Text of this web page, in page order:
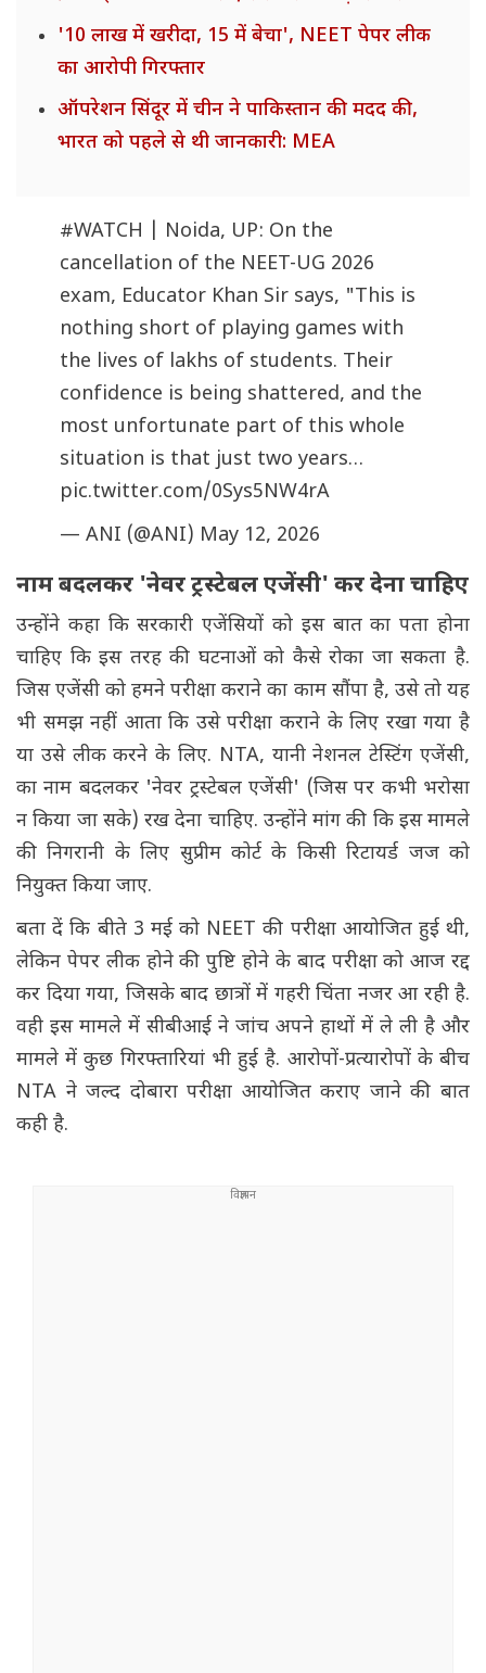
'10 लाख में खरीदा, 15 में बेचा', NEET पेपर लीक
का आरोपी गिरफ्तार
ऑपरेशन सिंदूर में चीन ने पाकिस्तान की मदद की,
भारत को पहले से थी जानकारी: MEA
#WATCH | Noida, UP: On the
cancellation of the NEET-UG 2026
exam, Educator Khan Sir says, "This is
nothing short of playing games with
the lives of lakhs of students. Their
confidence is being shattered, and the
most unfortunate part of this whole
situation is that just two years…
pic.twitter.com/0Sys5NW4rA
— ANI (@ANI) May 12, 2026
नाम बदलकर 'नेवर ट्रस्टेबल एजेंसी' कर देना चाहिए
उन्होंने कहा कि सरकारी एजेंसियों को इस बात का पता होना
चाहिए कि इस तरह की घटनाओं को कैसे रोका जा सकता है.
जिस एजेंसी को हमने परीक्षा कराने का काम सौंपा है, उसे तो यह
भी समझ नहीं आता कि उसे परीक्षा कराने के लिए रखा गया है
या उसे लीक करने के लिए. NTA, यानी नेशनल टेस्टिंग एजेंसी,
का नाम बदलकर 'नेवर ट्रस्टेबल एजेंसी' (जिस पर कभी भरोसा
न किया जा सके) रख देना चाहिए. उन्होंने मांग की कि इस मामले
की निगरानी के लिए सुप्रीम कोर्ट के किसी रिटायर्ड जज को
नियुक्त किया जाए.
बता दें कि बीते 3 मई को NEET की परीक्षा आयोजित हुई थी,
लेकिन पेपर लीक होने की पुष्टि होने के बाद परीक्षा को आज रद्द
कर दिया गया, जिसके बाद छात्रों में गहरी चिंता नजर आ रही है.
वही इस मामले में सीबीआई ने जांच अपने हाथों में ले ली है और
मामले में कुछ गिरफ्तारियां भी हुई है. आरोपों-प्रत्यारोपों के बीच
NTA ने जल्द दोबारा परीक्षा आयोजित कराए जाने की बात
कही है.